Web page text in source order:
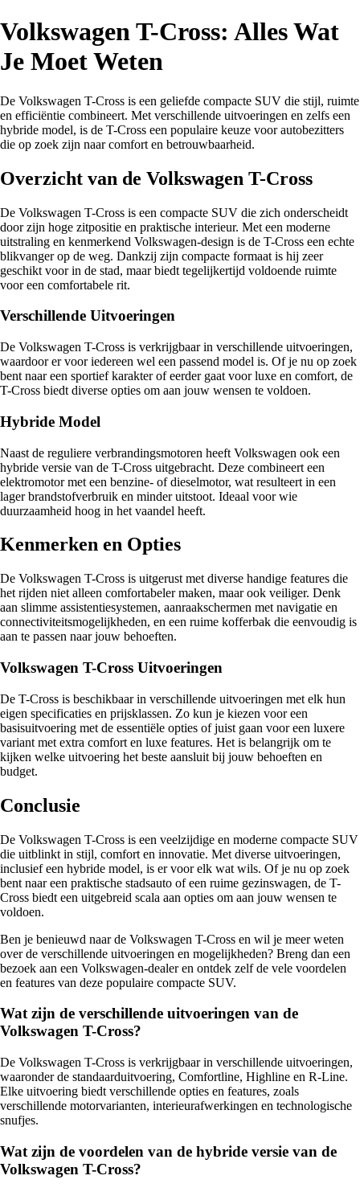
Volkswagen T-Cross: Alles Wat
Je Moet Weten
De Volkswagen T-Cross is een geliefde compacte SUV die stijl, ruimte
en efficiëntie combineert. Met verschillende uitvoeringen en zelfs een
hybride model, is de T-Cross een populaire keuze voor autobezitters
die op zoek zijn naar comfort en betrouwbaarheid.
Overzicht van de Volkswagen T-Cross
De Volkswagen T-Cross is een compacte SUV die zich onderscheidt
door zijn hoge zitpositie en praktische interieur. Met een moderne
uitstraling en kenmerkend Volkswagen-design is de T-Cross een echte
blikvanger op de weg. Dankzij zijn compacte formaat is hij zeer
geschikt voor in de stad, maar biedt tegelijkertijd voldoende ruimte
voor een comfortabele rit.
Verschillende Uitvoeringen
De Volkswagen T-Cross is verkrijgbaar in verschillende uitvoeringen,
waardoor er voor iedereen wel een passend model is. Of je nu op zoek
bent naar een sportief karakter of eerder gaat voor luxe en comfort, de
T-Cross biedt diverse opties om aan jouw wensen te voldoen.
Hybride Model
Naast de reguliere verbrandingsmotoren heeft Volkswagen ook een
hybride versie van de T-Cross uitgebracht. Deze combineert een
elektromotor met een benzine- of dieselmotor, wat resulteert in een
lager brandstofverbruik en minder uitstoot. Ideaal voor wie
duurzaamheid hoog in het vaandel heeft.
Kenmerken en Opties
De Volkswagen T-Cross is uitgerust met diverse handige features die
het rijden niet alleen comfortabeler maken, maar ook veiliger. Denk
aan slimme assistentiesystemen, aanraakschermen met navigatie en
connectiviteitsmogelijkheden, en een ruime kofferbak die eenvoudig is
aan te passen naar jouw behoeften.
Volkswagen T-Cross Uitvoeringen
De T-Cross is beschikbaar in verschillende uitvoeringen met elk hun
eigen specificaties en prijsklassen. Zo kun je kiezen voor een
basisuitvoering met de essentiële opties of juist gaan voor een luxere
variant met extra comfort en luxe features. Het is belangrijk om te
kijken welke uitvoering het beste aansluit bij jouw behoeften en
budget.
Conclusie
De Volkswagen T-Cross is een veelzijdige en moderne compacte SUV
die uitblinkt in stijl, comfort en innovatie. Met diverse uitvoeringen,
inclusief een hybride model, is er voor elk wat wils. Of je nu op zoek
bent naar een praktische stadsauto of een ruime gezinswagen, de T-
Cross biedt een uitgebreid scala aan opties om aan jouw wensen te
voldoen.
Ben je benieuwd naar de Volkswagen T-Cross en wil je meer weten
over de verschillende uitvoeringen en mogelijkheden? Breng dan een
bezoek aan een Volkswagen-dealer en ontdek zelf de vele voordelen
en features van deze populaire compacte SUV.
Wat zijn de verschillende uitvoeringen van de
Volkswagen T-Cross?
De Volkswagen T-Cross is verkrijgbaar in verschillende uitvoeringen,
waaronder de standaarduitvoering, Comfortline, Highline en R-Line.
Elke uitvoering biedt verschillende opties en features, zoals
verschillende motorvarianten, interieurafwerkingen en technologische
snufjes.
Wat zijn de voordelen van de hybride versie van de
Volkswagen T-Cross?